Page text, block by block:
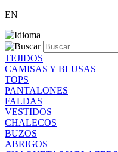
EN
TEJIDOS
CAMISAS Y BLUSAS
TOPS
PANTALONES
FALDAS
VESTIDOS
CHALECOS
BUZOS
ABRIGOS